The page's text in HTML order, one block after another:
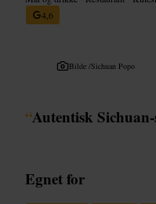
4,6
Bilde /Sichuan Popo
“Autentisk
Egnet for